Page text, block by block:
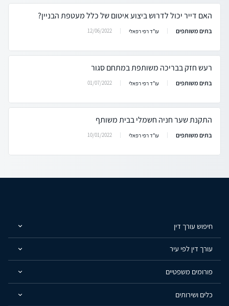
האם דייר יכול לדרוש ביצוע איטום של כלל מעטפת הבניין?
בתים משותפים עו"ד רפי רפאלי 12/06/2022
רעש חזק בבריכה משותפת במתחם סגור
בתים משותפים עו"ד רפי רפאלי 01/07/2022
התקנת שער חניה חשמלי בבית משותף
בתים משותפים עו"ד רפי רפאלי 10/01/2022
חיפוש עורך דין
עורך דין לפי עיר
פורומים משפטיים
כלים ושירותים